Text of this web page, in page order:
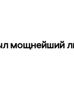
мощнейший